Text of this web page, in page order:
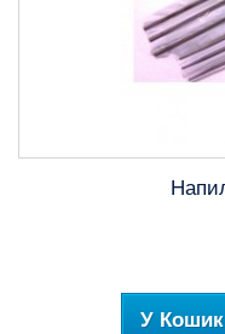
У Кошик